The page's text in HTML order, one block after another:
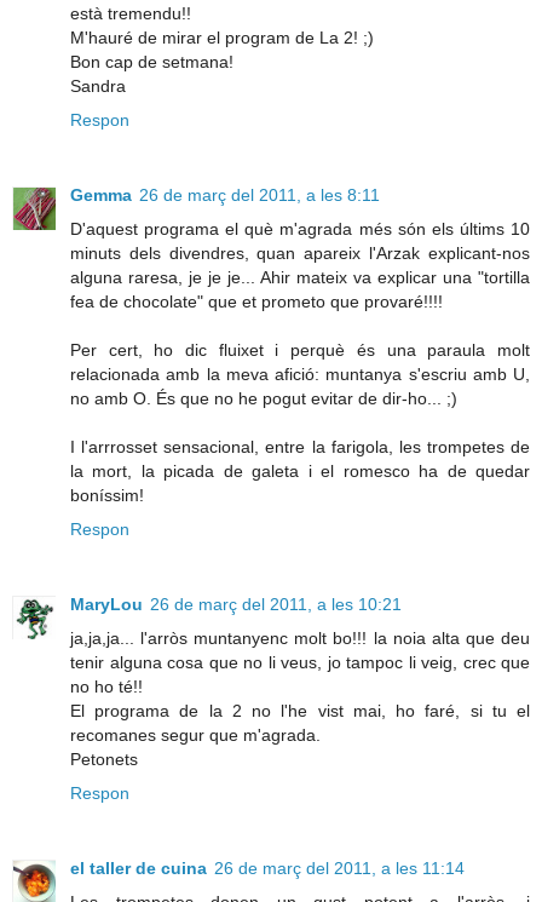
està tremendu!!
M'hauré de mirar el program de La 2! ;)
Bon cap de setmana!
Sandra
Respon
Gemma 26 de març del 2011, a les 8:11
D'aquest programa el què m'agrada més són els últims 10
minuts dels divendres, quan apareix l'Arzak explicant-nos
alguna raresa, je je je... Ahir mateix va explicar una "tortilla
fea de chocolate" que et prometo que provaré!!!!
Per cert, ho dic fluixet i perquè és una paraula molt
relacionada amb la meva afició: muntanya s'escriu amb U,
no amb O. És que no he pogut evitar de dir-ho... ;)
I l'arrrosset sensacional, entre la farigola, les trompetes de
la mort, la picada de galeta i el romesco ha de quedar
boníssim!
Respon
MaryLou 26 de març del 2011, a les 10:21
ja,ja,ja... l'arròs muntanyenc molt bo!!! la noia alta que deu
tenir alguna cosa que no li veus, jo tampoc li veig, crec que
no ho té!!
El programa de la 2 no l'he vist mai, ho faré, si tu el
recomanes segur que m'agrada.
Petonets
Respon
el taller de cuina 26 de març del 2011, a les 11:14